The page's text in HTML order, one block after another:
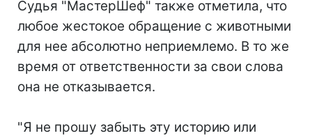
Судья "МастерШеф" также отметила, что
любое жестокое обращение с животными
для нее абсолютно неприемлемо. В то же
время от ответственности за свои слова
она не отказывается.
"Я не прошу забыть эту историю или